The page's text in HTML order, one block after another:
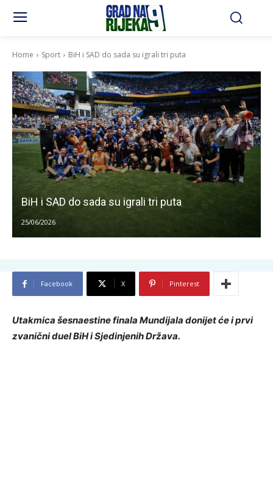
Home Sport BiH i SAD do sada su igrali tri puta
BiH i SAD do sada su igrali tri puta
25/06/2026
Facebook X Pinterest
Utakmica šesnaestine finala Mundijala donijet će i prvi
zvanični duel BiH i Sjedinjenih Država.